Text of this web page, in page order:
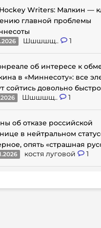
Writers: Малкин —
главной проблемы
Шшшшщ.. 1
об интересе к
в «Миннесоту»: все
сойтись довольно быстро
Шшшшщ.. 1
об отказе российской
в нейтральном
опять «страшная
костя луговой 1